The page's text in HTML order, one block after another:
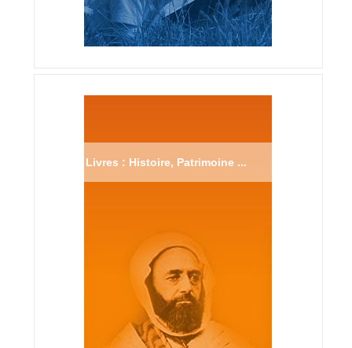
Livres : Histoire, Patrimoine ...